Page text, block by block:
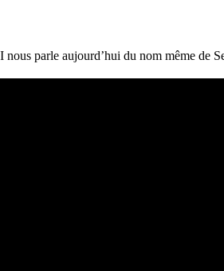
parle aujourd’hui du nom même de